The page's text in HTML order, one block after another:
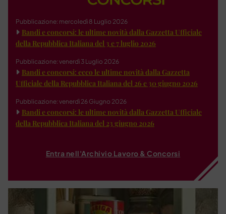
Pubblicazione: mercoledì 8 Luglio 2026
Bandi e concorsi: le ultime novità dalla Gazzetta Ufficiale
della Repubblica Italiana del 3 e 7 luglio 2026
Pubblicazione: venerdì 3 Luglio 2026
Bandi e concorsi: ecco le ultime novità dalla Gazzetta
Ufficiale della Repubblica Italiana del 26 e 30 giugno 2026
Pubblicazione: venerdì 26 Giugno 2026
Bandi e concorsi: le ultime novità dalla Gazzetta Ufficiale
della Repubblica Italiana del 23 giugno 2026
Entra nell'Archivio Lavoro & Concorsi